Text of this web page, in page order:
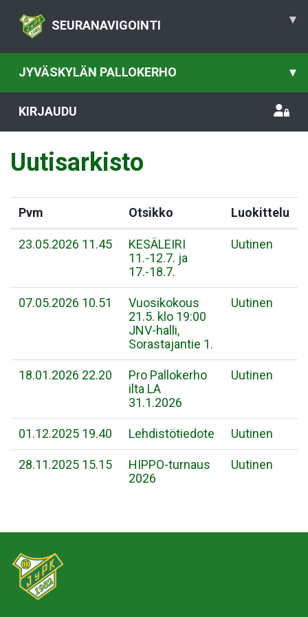
SEURANAVIGOINTI ▾
JYVÄSKYLÄN PALLOKERHO ▾
KIRJAUDU
Uutisarkisto
Pvm Otsikko Luokittelu
23.05.2026 11.45
KESÄLEIRI
11.-12.7. ja
17.-18.7.
Uutinen
07.05.2026 10.51
Vuosikokous
21.5. klo 19:00
JNV-halli,
Sorastajantie 1.
Uutinen
18.01.2026 22.20
Pro Pallokerho
ilta LA
31.1.2026
Uutinen
01.12.2025 19.40 Lehdistötiedote Uutinen
28.11.2025 15.15
HIPPO-turnaus
2026
Uutinen